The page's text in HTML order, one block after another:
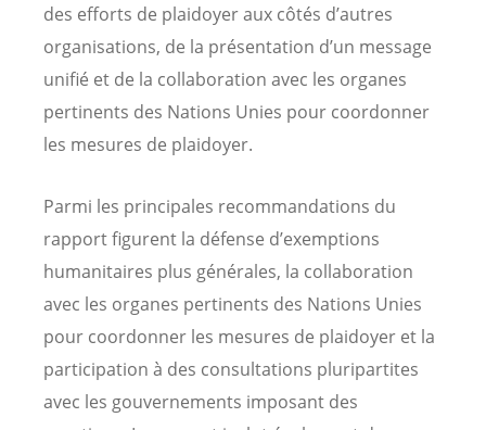
des efforts de plaidoyer aux côtés d’autres
organisations, de la présentation d’un message
unifié et de la collaboration avec les organes
pertinents des Nations Unies pour coordonner
les mesures de plaidoyer.
Parmi les principales recommandations du
rapport figurent la défense d’exemptions
humanitaires plus générales, la collaboration
avec les organes pertinents des Nations Unies
pour coordonner les mesures de plaidoyer et la
participation à des consultations pluripartites
avec les gouvernements imposant des